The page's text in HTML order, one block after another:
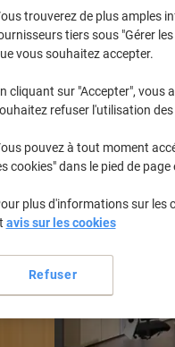
trouverez de plus amples
tiers sous "Gérer
vous souhaitez accepter.
cliquant sur "Accepter", vous
refuser l'utilisation
pouvez à tout moment
cookies" dans le pied de
plus d'informations sur les
avis sur les cookies
Refuser